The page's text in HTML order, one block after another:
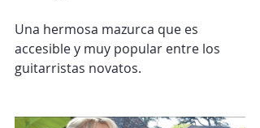
Una hermosa mazurca que es
accesible y muy popular entre los
guitarristas novatos.